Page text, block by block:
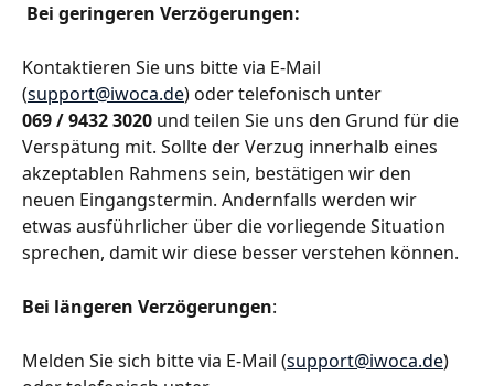
Bei geringeren Verzögerungen:
Kontaktieren Sie uns bitte via E-Mail
(support@iwoca.de) oder telefonisch unter
069 / 9432 3020 und teilen Sie uns den Grund für die
Verspätung mit. Sollte der Verzug innerhalb eines
akzeptablen Rahmens sein, bestätigen wir den
neuen Eingangstermin. Andernfalls werden wir
etwas ausführlicher über die vorliegende Situation
sprechen, damit wir diese besser verstehen können.
Bei längeren Verzögerungen:
Melden Sie sich bitte via E-Mail (support@iwoca.de)